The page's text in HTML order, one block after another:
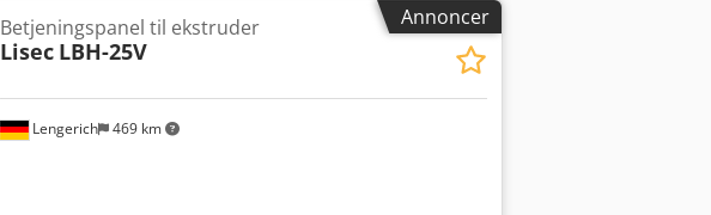
Annoncer
Lengerich 469 km
Betjeningspanel til ekstruder
Lisec LBH-25V